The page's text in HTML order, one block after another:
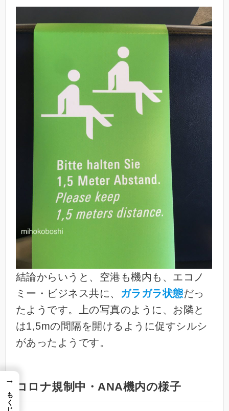
結論からいうと、空港も機内も、エコノ
ミー・ビジネス共に、 ガラガラ状態だっ
たようです。上の写真のように、お隣と
は1,5mの間隔を開けるように促すシルシ
があったようです。
コロナ規制中・ANA機内の様子
→
もくじ